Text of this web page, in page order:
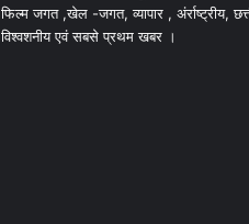
फिल्म जगत ,खेल -जगत, व्यापार , अंर्राष्ट्रीय,
विश्वशनीय एवं सबसे प्रथम खबर ।